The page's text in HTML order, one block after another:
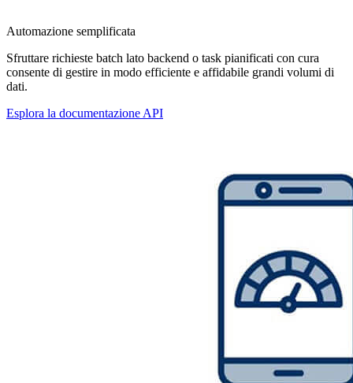
Automazione semplificata
Sfruttare richieste batch lato backend o task pianificati con cura
consente di gestire in modo efficiente e affidabile grandi volumi di
dati.
Esplora la documentazione API